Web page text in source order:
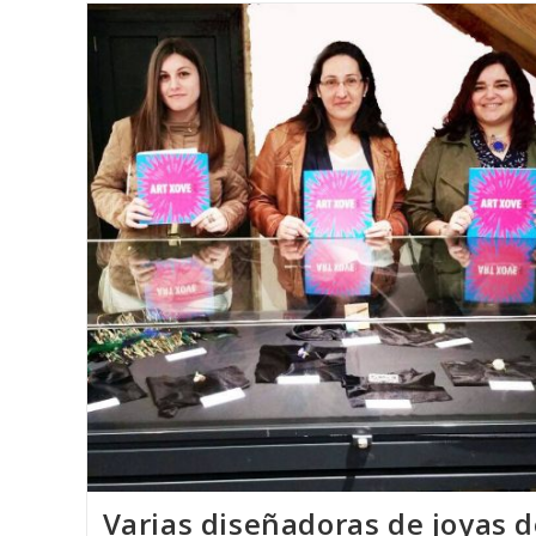
De
Joyería
Del
Atlántico
En
República
Dominicana
Varias diseñadoras de joyas